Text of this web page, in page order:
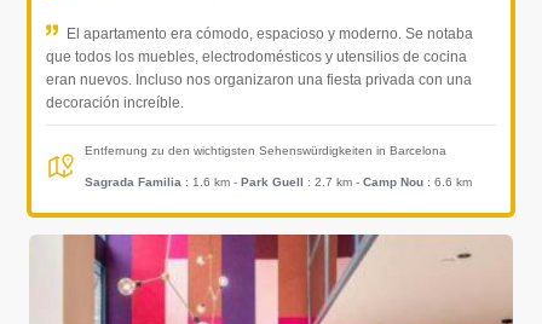
El apartamento era cómodo, espacioso y moderno. Se notaba
que todos los muebles, electrodomésticos y utensilios de cocina
eran nuevos. Incluso nos organizaron una fiesta privada con una
decoración increíble.
Entfernung zu den wichtigsten Sehenswürdigkeiten in Barcelona
Sagrada Familia : 1.6 km - Park Guell : 2.7 km - Camp Nou : 6.6 km